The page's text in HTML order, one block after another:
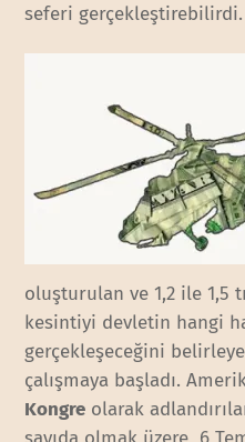
seferi gerçekleştirebilirdi.
oluşturulan ve 1,2 ile 1,5
kesintiyi devletin hangi
gerçekleşeceğini
çalışmaya başladı.
Kongre olarak